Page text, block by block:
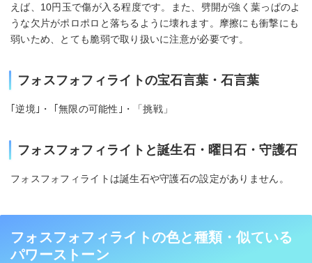
えば、10円玉で傷が入る程度です。また、劈開が強く葉っぱのよ
うな欠片がポロポロと落ちるように壊れます。摩擦にも衝撃にも
弱いため、とても脆弱で取り扱いに注意が必要です。
フォスフォフィライトの宝石言葉・石言葉
｢逆境｣・ ｢無限の可能性｣・「挑戦」
フォスフォフィライトと誕生石・曜日石・守護石
フォスフォフィライトは誕生石や守護石の設定がありません。
フォスフォフィライトの色と種類・似ている
パワーストーン